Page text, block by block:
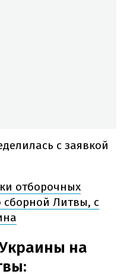
с заявкой
отборочных
сборной Литвы, с
на